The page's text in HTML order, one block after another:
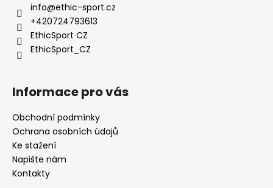
info@ethic-sport.cz
+420724793613
EthicSport CZ
EthicSport_CZ
Informace pro vás
Obchodní podmínky
Ochrana osobních údajů
Ke stažení
Napište nám
Kontakty